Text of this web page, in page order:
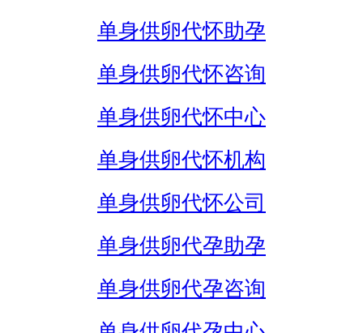
单身供卵代怀助孕
单身供卵代怀咨询
单身供卵代怀中心
单身供卵代怀机构
单身供卵代怀公司
单身供卵代孕助孕
单身供卵代孕咨询